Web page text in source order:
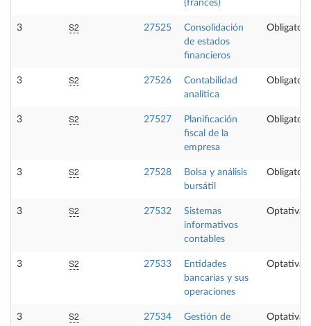
(francés)
3 S2 27525
Consolidación
de estados
financieros
3 S2 27526
Contabilidad
analítica
3 S2 27527
Planificación
fiscal de la
empresa
3 S2 27528
Bolsa y análisis
bursátil
3 S2 27532
Sistemas
informativos
contables
Optativa
3 S2 27533
Entidades
bancarias y sus
operaciones
Optativa
3 S2 27534
Gestión de
Optativa